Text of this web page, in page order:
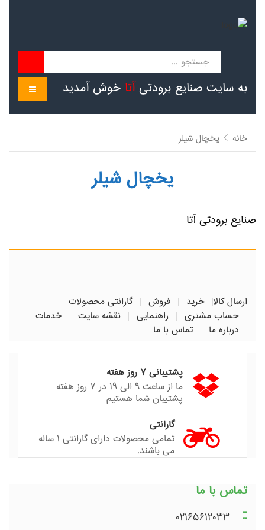
به سایت صنایع برودتی آتا خوش آمدید منو
خانه یخچال شیلر
یخچال شیلر
صنایع برودتی آتا
ارسال کالا خرید فروش
گارانتی محصولات
حساب مشتری
راهنمایی نقشه سایت
خدمات
درباره ما
تماس با ما
پشتیبانی ۷ روز هفته
ما از ساعت ۹ الی ۱۹ در ۷ روز هفته
پشتیبان شما هستیم
گارانتی
تمامی محصولات دارای گارانتی ۱ ساله
می باشند.
تماس با ما
۰۲۱۶۵۶۱۲۰۳۳